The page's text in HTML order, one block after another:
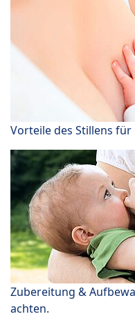
Vorteile des Stillens
Zubereitung &
achten.